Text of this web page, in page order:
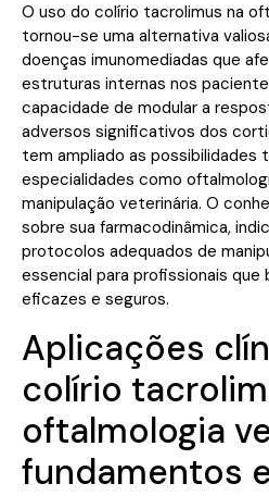
O uso do colírio tacrolimus na
tornou-se uma alternativa
doenças imunomediadas que
estruturas internas nos
capacidade de modular a
adversos significativos dos
tem ampliado as possibilidades
especialidades como
manipulação veterinária. O
sobre sua farmacodinâmica,
protocolos adequados de
essencial para profissionais que
eficazes e seguros.
Aplicações
colírio
oftalmologia
fundamentos